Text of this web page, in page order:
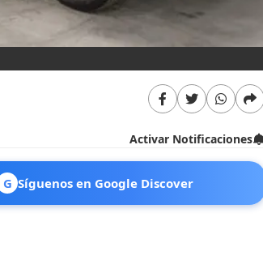
Activar Notificaciones
G Síguenos en Google Discover